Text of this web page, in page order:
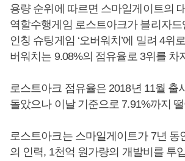
용량 순위에 따르면 스마일게이트의
역할수행게임 로스트아크가 블리자
인칭 슈팅게임 ‘오버워치’에 밀려 4위
버워치는 9.08%의 점유율로 3위를 차
로스트아크 점유율은 2018년 11월 출
돌았으나 이날 기준으로 7.91%까지
로스트아크는 스마일게이트가 7년 동
의 인력, 1천억 원가량의 개발비를 투